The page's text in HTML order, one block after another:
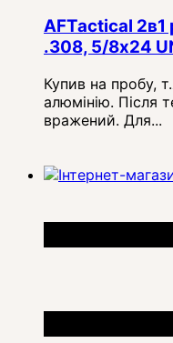
AFTactical 2в1
.308, 5/8x24
Купив на пробу,
алюмінію. Після
вражений. Для...